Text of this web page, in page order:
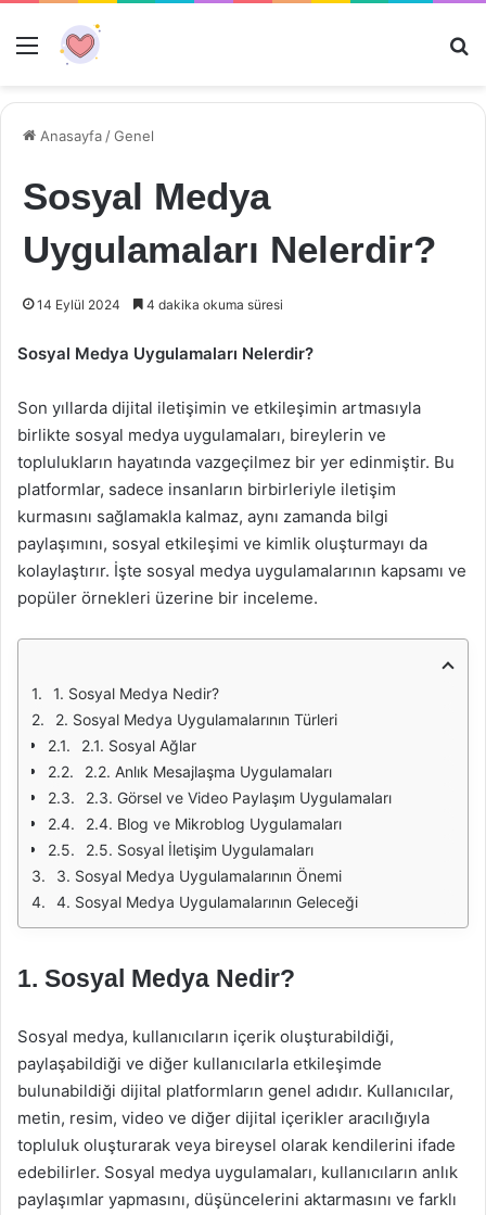
Menü
Anasayfa /Genel
Sosyal Medya
Uygulamaları Nelerdir?
14 Eylül 2024 4 dakika okuma süresi
Sosyal Medya Uygulamaları Nelerdir?
Son yıllarda dijital iletişimin ve etkileşimin artmasıyla
birlikte sosyal medya uygulamaları, bireylerin ve
toplulukların hayatında vazgeçilmez bir yer edinmiştir. Bu
platformlar, sadece insanların birbirleriyle iletişim
kurmasını sağlamakla kalmaz, aynı zamanda bilgi
paylaşımını, sosyal etkileşimi ve kimlik oluşturmayı da
kolaylaştırır. İşte sosyal medya uygulamalarının kapsamı ve
popüler örnekleri üzerine bir inceleme.
1. Sosyal Medya Nedir?
2. Sosyal Medya Uygulamalarının Türleri
2.1. Sosyal Ağlar
2.2. Anlık Mesajlaşma Uygulamaları
2.3. Görsel ve Video Paylaşım Uygulamaları
2.4. Blog ve Mikroblog Uygulamaları
2.5. Sosyal İletişim Uygulamaları
3. Sosyal Medya Uygulamalarının Önemi
4. Sosyal Medya Uygulamalarının Geleceği
1. Sosyal Medya Nedir?
Sosyal medya, kullanıcıların içerik oluşturabildiği,
paylaşabildiği ve diğer kullanıcılarla etkileşimde
bulunabildiği dijital platformların genel adıdır. Kullanıcılar,
metin, resim, video ve diğer dijital içerikler aracılığıyla
topluluk oluşturarak veya bireysel olarak kendilerini ifade
edebilirler. Sosyal medya uygulamaları, kullanıcıların anlık
paylaşımlar yapmasını, düşüncelerini aktarmasını ve farklı